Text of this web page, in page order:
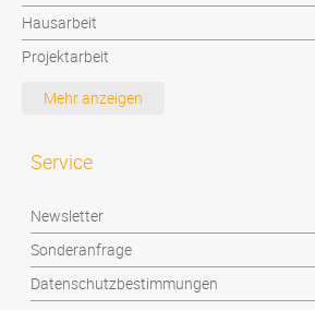
Hausarbeit
Projektarbeit
Facharbeit
Zusatz
Lose Blattsammlungen
Mehr anzeigen
Service
Newsletter
Sonderanfrage
Datenschutzbestimmungen